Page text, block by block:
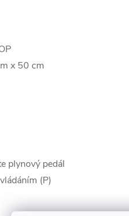
x 50 cm
plynový pedál
(P)